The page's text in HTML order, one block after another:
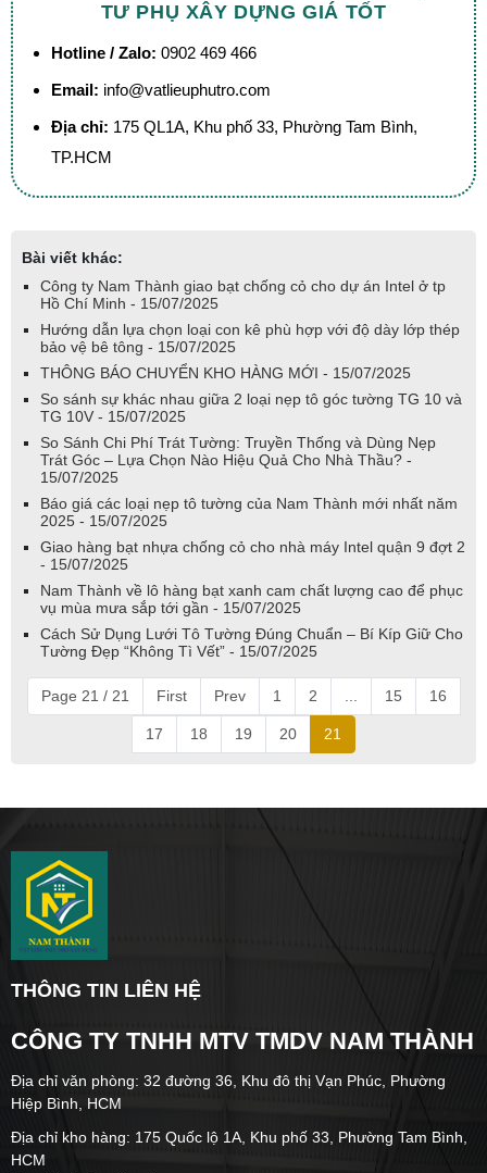
TƯ PHỤ XÂY DỰNG GIÁ TỐT
Hotline / Zalo: 0902 469 466
Email: info@vatlieuphutro.com
Địa chỉ: 175 QL1A, Khu phố 33, Phường Tam Bình,
TP.HCM
Bài viết khác:
Công ty Nam Thành giao bạt chống cỏ cho dự án Intel ở tp
Hồ Chí Minh - 15/07/2025
Hướng dẫn lựa chọn loại con kê phù hợp với độ dày lớp thép
bảo vệ bê tông - 15/07/2025
THÔNG BÁO CHUYỂN KHO HÀNG MỚI - 15/07/2025
So sánh sự khác nhau giữa 2 loại nẹp tô góc tường TG 10 và
TG 10V - 15/07/2025
So Sánh Chi Phí Trát Tường: Truyền Thống và Dùng Nẹp
Trát Góc – Lựa Chọn Nào Hiệu Quả Cho Nhà Thầu? -
15/07/2025
Báo giá các loại nẹp tô tường của Nam Thành mới nhất năm
2025 - 15/07/2025
Giao hàng bạt nhựa chống cỏ cho nhà máy Intel quận 9 đợt 2
- 15/07/2025
Nam Thành về lô hàng bạt xanh cam chất lượng cao để phục
vụ mùa mưa sắp tới gần - 15/07/2025
Cách Sử Dụng Lưới Tô Tường Đúng Chuẩn – Bí Kíp Giữ Cho
Tường Đẹp “Không Tì Vết” - 15/07/2025
Page 21 / 21 First Prev 1 2 15 16
17 18 19 20 21
THÔNG TIN LIÊN HỆ
CÔNG TY TNHH MTV TMDV NAM THÀNH
Địa chỉ văn phòng: 32 đường 36, Khu đô thị Vạn Phúc, Phường
Hiệp Bình, HCM
Địa chỉ kho hàng: 175 Quốc lộ 1A, Khu phố 33, Phường Tam Bình,
HCM